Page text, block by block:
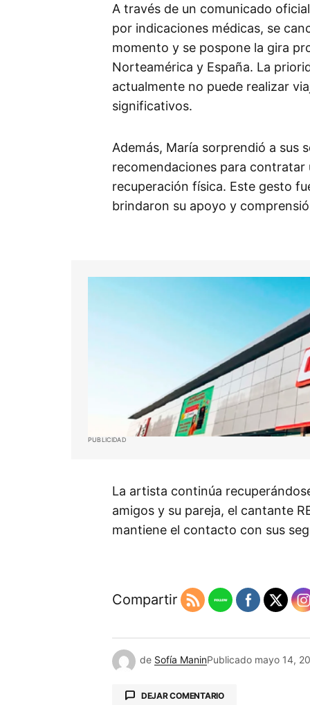
A través de un comunicado
por indicaciones médicas, se
momento y se pospone la gira
Norteamérica y España. La
actualmente no puede realizar
significativos.
Además, María sorprendió a sus
recomendaciones para contratar
recuperación física. Este gesto
brindaron su apoyo y
PUBLICIDAD
La artista continúa
amigos y su pareja, el cantante
mantiene el contacto con sus
Compartir
de Sofía ManinPublicado mayo 14,
DEJAR COMENTARIO